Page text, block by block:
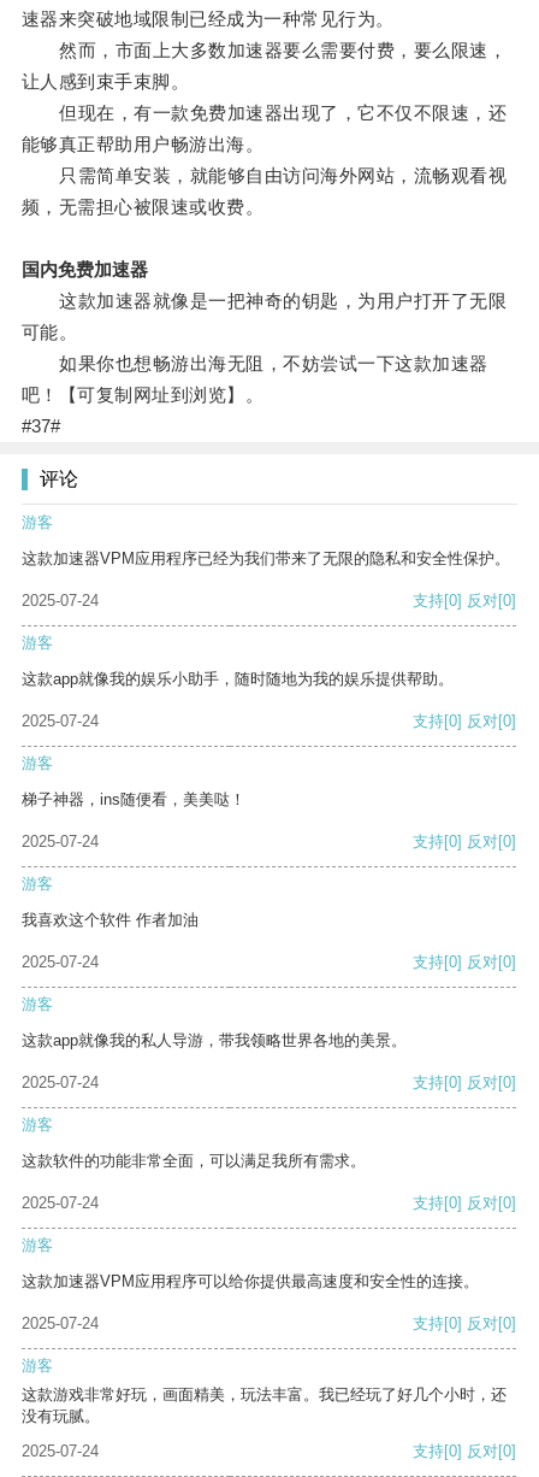
速器来突破地域限制已经成为一种常见行为。
然而，市面上大多数加速器要么需要付费，要么限速，
让人感到束手束脚。
但现在，有一款免费加速器出现了，它不仅不限速，还
能够真正帮助用户畅游出海。
只需简单安装，就能够自由访问海外网站，流畅观看视
频，无需担心被限速或收费。
国内免费加速器
这款加速器就像是一把神奇的钥匙，为用户打开了无限
可能。
如果你也想畅游出海无阻，不妨尝试一下这款加速器
吧！【可复制网址到浏览】。
#37#
评论
游客
这款加速器VPM应用程序已经为我们带来了无限的隐私和安全性保护。
2025-07-24 支持[0] 反对[0]
游客
这款app就像我的娱乐小助手，随时随地为我的娱乐提供帮助。
2025-07-24 支持[0] 反对[0]
游客
梯子神器，ins随便看，美美哒！
2025-07-24 支持[0] 反对[0]
游客
我喜欢这个软件 作者加油
2025-07-24 支持[0] 反对[0]
游客
这款app就像我的私人导游，带我领略世界各地的美景。
2025-07-24 支持[0] 反对[0]
游客
这款软件的功能非常全面，可以满足我所有需求。
2025-07-24 支持[0] 反对[0]
游客
这款加速器VPM应用程序可以给你提供最高速度和安全性的连接。
2025-07-24 支持[0] 反对[0]
游客
这款游戏非常好玩，画面精美，玩法丰富。我已经玩了好几个小时，还
没有玩腻。
2025-07-24
支持[0] 反对[0]